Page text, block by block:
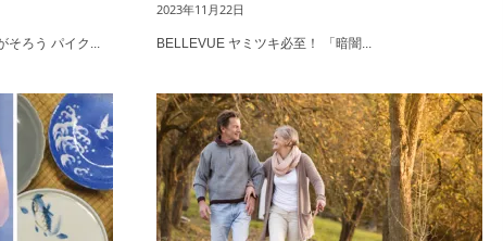
そろう パイク...
2023年11月22日
BELLEVUE ヤミツキ必至！ 「暗闇...